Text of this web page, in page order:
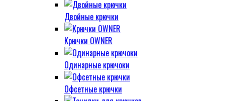
Двойные крючки
Крючки OWNER
Одинарные крючоки
Офсетные крючки